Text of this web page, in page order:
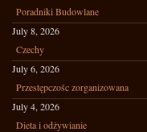
Poradniki Budowlane
July 8, 2026
Czechy
July 6, 2026
Przestępczośc zorganizowana
July 4, 2026
Dieta i odżywianie